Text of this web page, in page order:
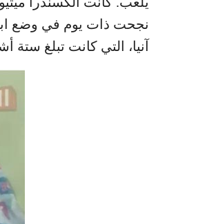
نجحت ذات يوم في وضع
آنيا، التي كانت تبلغ